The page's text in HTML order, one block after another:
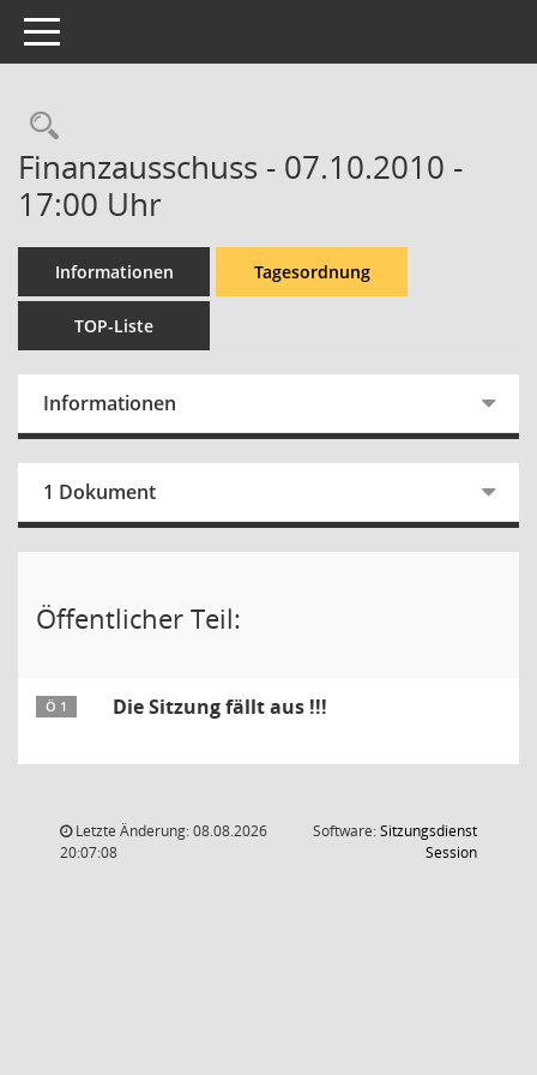
Toggle navigation
Rechercheauswahl
Finanzausschuss - 07.10.2010 -
17:00 Uhr
Informationen Tagesordnung
TOP-Liste
Informationen
1 Dokument
Öffentlicher Teil:
Ö 1 Die Sitzung fällt aus !!!
Letzte Änderung: 08.08.2026
20:07:08
Software:Sitzungsdienst
Session(Wird in